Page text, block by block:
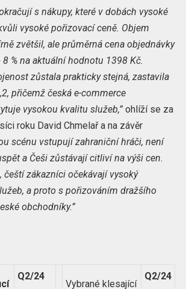
s nákupy, které v dobách vysoké
vysoké pořizovací ceně. Objem
zvětšil, ale průměrná cena objednávky
% na aktuální hodnotu 1398 Kč.
zůstala prakticky stejná, zastavila
přičemž česká e-commerce
vysokou kvalitu služeb,”ohlíží se za
roku David Chmelař a na závěr
scénu vstupují zahraniční hráči, není
a Češi zůstávají citliví na výši cen.
čeští zákazníci očekávají vysoký
a proto s pořizováním dražšího
obchodníky.”
Q2/24
Vybrané klesající
Q2/24